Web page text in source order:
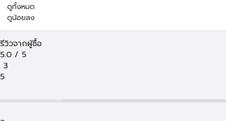
ดูทั้งหมด
ดูน้อยลง
รีวิวจากผู้ซื้อ
5.0 / 5
3
5